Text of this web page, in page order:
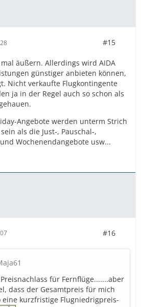
#15
äußern. Allerdings wird AIDA
günstiger anbieten können,
Nicht verkaufte Flugkontingente
ja in der Regel auch so schon als
Angebote werden unterm Strich
als die Just-, Pauschal-,
Wochenendangebote usw...
#16
für Fernflüge.......aber
dass der Gesamtpreis für mich
eine kurzfristige Flugniedrigpreis-